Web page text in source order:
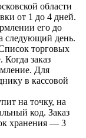
области
от 1 до 4 дней.
его до
следующий день.
торговых
Когда заказ
Для
в кассовой
на точку, на
код. Заказ
хранения — 3